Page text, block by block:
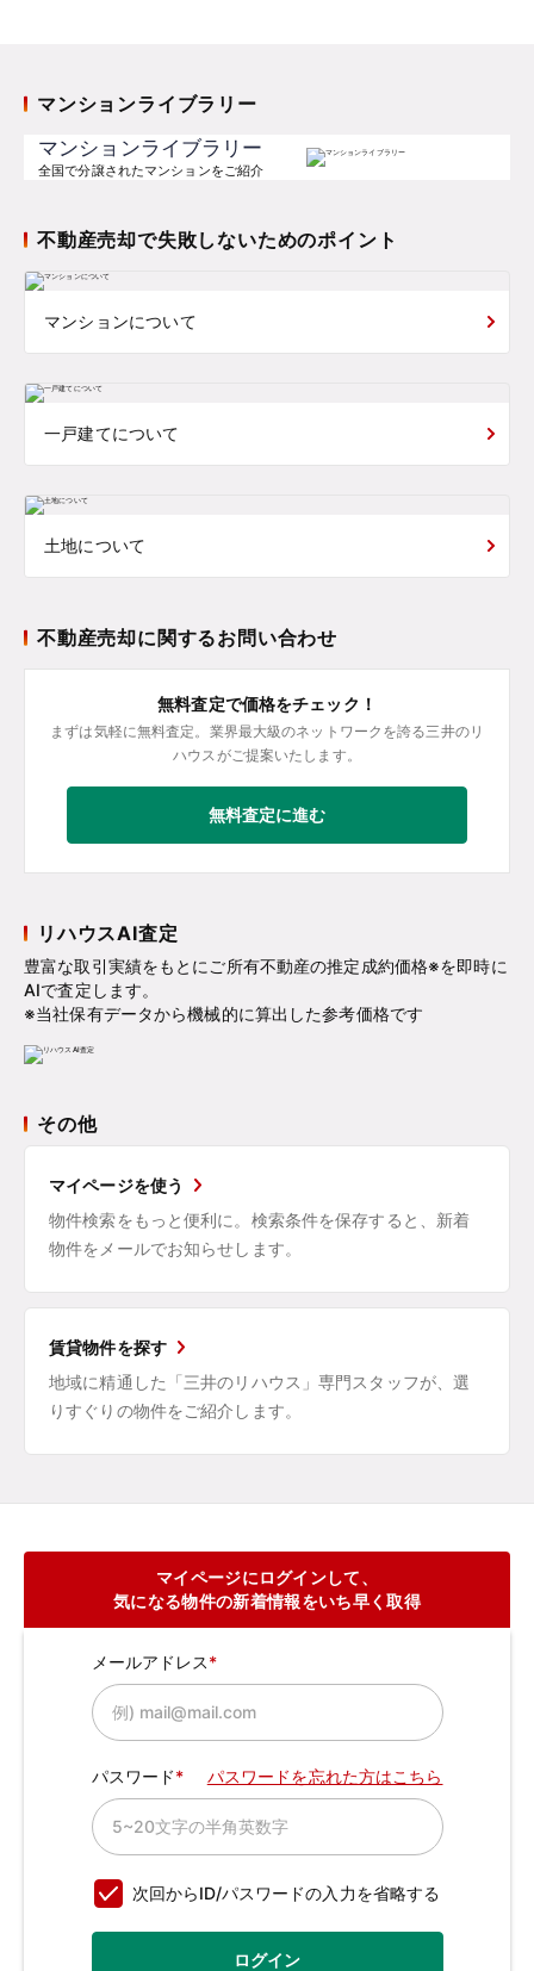
マンションライブラリー
マンションライブラリー
全国で分譲されたマンションをご紹介
不動産売却で失敗しないためのポイント
マンションについて
一戸建てについて
土地について
不動産売却に関するお問い合わせ
無料査定で価格をチェック！
まずは気軽に無料査定。業界最大級のネットワークを誇る三井のリ
ハウスがご提案いたします。
無料査定に進む
リハウスAI査定
豊富な取引実績をもとにご所有不動産の推定成約価格※を即時に
AIで査定します。
※当社保有データから機械的に算出した参考価格です
その他
マイページを使う
物件検索をもっと便利に。検索条件を保存すると、新着
物件をメールでお知らせします。
賃貸物件を探す
地域に精通した「三井のリハウス」専門スタッフが、選
りすぐりの物件をご紹介します。
マイページにログインして、
気になる物件の新着情報をいち早く取得
メールアドレス
パスワード パスワードを忘れた方はこちら
次回からID/パスワードの入力を省略する
ログイン